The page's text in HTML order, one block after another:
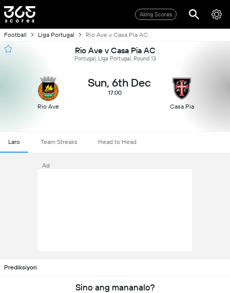
Aking Scores
Football Liga Portugal Rio Ave v Casa Pia AC
Rio Ave v Casa Pia AC
Portugal, Liga Portugal, Round 13
Rio Ave
Sun, 6th Dec
17:00
Casa Pia
Laro Team Streaks Head to Head
Ad
Prediksiyon
Sino ang mananalo?